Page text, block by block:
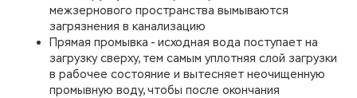
межзернового пространства вымываются
загрязнения в канализацию
Прямая промывка - исходная вода поступает на
загрузку сверху, тем самым уплотняя слой загрузки
в рабочее состояние и вытесняет неочищенную
промывную воду, чтобы после окончания